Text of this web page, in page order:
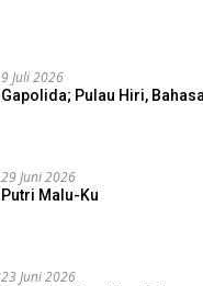
9 Juli 2026
Gapolida; Pulau Hiri,
29 Juni 2026
Putri Malu-Ku
23 Juni 2026